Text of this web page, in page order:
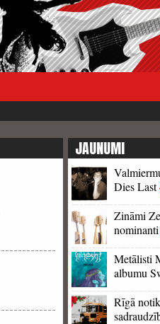
JAUNUMI
Dies Last
Zināmi
nominanti
Metālisti
albumu
Rīgā